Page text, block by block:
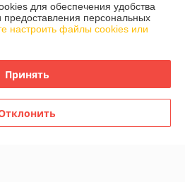
(фермерское) хозяйство "Фруктовый
Витебская область
для обеспечения удобства
предоставления персональных
настроить файлы cookies или
Принять